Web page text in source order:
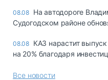
08.08 На автодороге
Судогодском районе
08.08 КАЗ нарастит
на 20% благодаря
Все новости